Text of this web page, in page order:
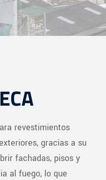
revestimientos
gracias a su
fachadas, pisos y
al fuego, lo que